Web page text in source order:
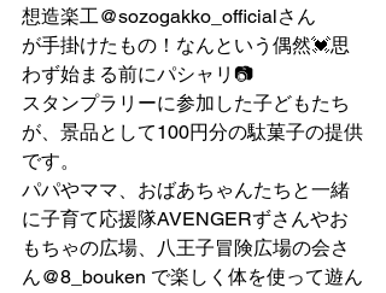
想造楽工@sozogakko_officialさん
が手掛けたもの！なんという偶然💓思
わず始まる前にパシャリ📷️
スタンプラリーに参加した子どもたち
が、景品として100円分の駄菓子の提供
です。
パパやママ、おばあちゃんたちと一緒
に子育て応援隊AVENGERずさんやお
もちゃの広場、八王子冒険広場の会さ
ん@8_bouken で楽しく体を使って遊ん